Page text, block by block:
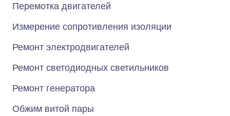
Перемотка двигателей
Измерение сопротивления изоляции
Ремонт электродвигателей
Ремонт светодиодных светильников
Ремонт генератора
Обжим витой пары